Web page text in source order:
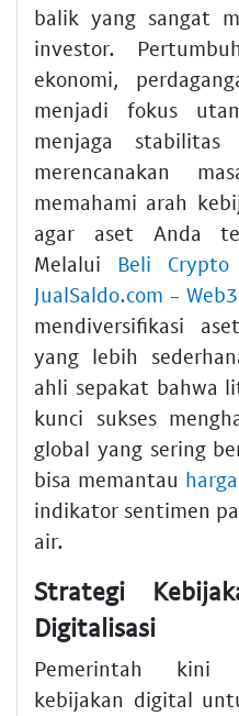
balik yang sangat
investor.
ekonomi,
menjadi fokus
menjaga stabilitas
merencanakan
memahami arah
agar aset Anda
Melalui Beli
JualSaldo.com -
mendiversifikasi
yang lebih
ahli sepakat bahwa
kunci sukses
global yang sering
bisa memantau
indikator sentimen
air.
Strategi
Digitalisasi
Pemerintah kini
kebijakan digital